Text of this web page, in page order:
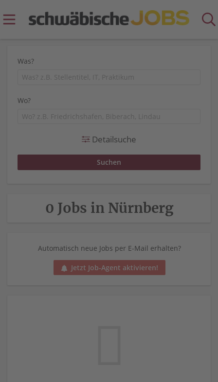
Was?
Wo?
Detailsuche
0 Jobs in Nürnberg
Automatisch neue Jobs per E-Mail erhalten?
Jetzt Job-Agent aktivieren!